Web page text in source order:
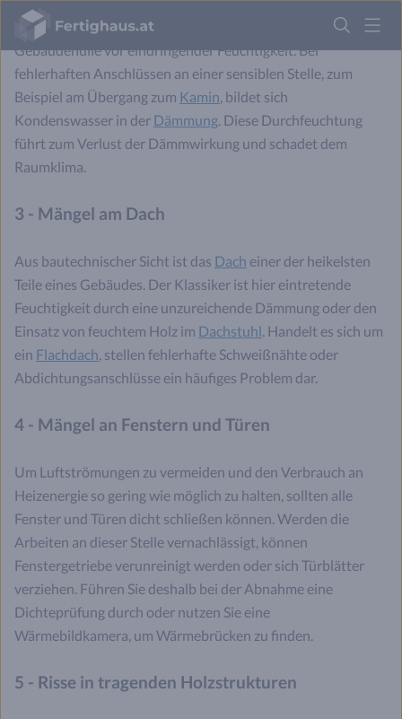
Fertighaus
Logo
Anmelden
Dampfsperren schützen die Dämmschicht und die
Gebäudehülle vor eindringender Feuchtigkeit. Bei
fehlerhaften Anschlüssen an einer sensiblen Stelle, zum
Beispiel am Übergang zum Kamin, bildet sich
Kondenswasser in der Dämmung. Diese Durchfeuchtung
führt zum Verlust der Dämmwirkung und schadet dem
Raumklima.
3 - Mängel am Dach
Aus bautechnischer Sicht ist das Dach einer der heikelsten
Teile eines Gebäudes. Der Klassiker ist hier eintretende
Feuchtigkeit durch eine unzureichende Dämmung oder den
Einsatz von feuchtem Holz im Dachstuhl. Handelt es sich um
ein Flachdach, stellen fehlerhafte Schweißnähte oder
Abdichtungsanschlüsse ein häufiges Problem dar.
4 - Mängel an Fenstern und Türen
Um Luftströmungen zu vermeiden und den Verbrauch an
Heizenergie so gering wie möglich zu halten, sollten alle
Fenster und Türen dicht schließen können. Werden die
Arbeiten an dieser Stelle vernachlässigt, können
Fenstergetriebe verunreinigt werden oder sich Türblätter
verziehen. Führen Sie deshalb bei der Abnahme eine
Dichteprüfung durch oder nutzen Sie eine
Wärmebildkamera, um Wärmebrücken zu finden.
5 - Risse in tragenden Holzstrukturen